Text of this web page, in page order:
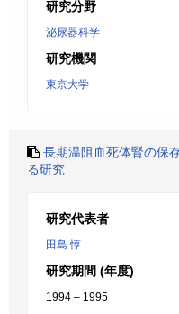
研究分野
泌尿器科学
研究機関
東京大学
長期温阻血死体腎の保
る研究
研究代表者
田島 惇
研究期間 (年度)
1994 – 1995